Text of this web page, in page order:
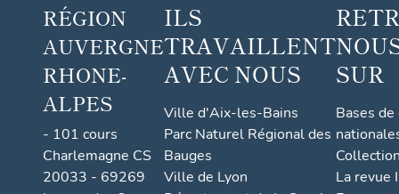
RÉGION
AUVERGNE
RHONE-
ALPES
- 101 cours
Charlemagne CS
20033 - 69269
ILS
TRAVAILLENT
AVEC NOUS
Ville d'Aix-les-Bains
Parc Naturel Régional des
Bauges
Ville de Lyon
SUR
Bases
La revue